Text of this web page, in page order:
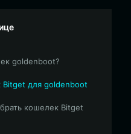
goldenboot?
Bitget для goldenboot
кошелек Bitget